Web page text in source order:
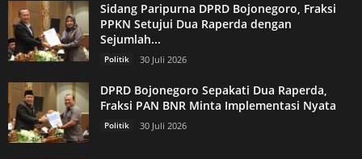
Sidang Paripurna DPRD Bojonegoro, Fraksi
PPKN Setujui Dua Raperda dengan
Sejumlah...
Politik 30 Juli 2026
DPRD Bojonegoro Sepakati Dua Raperda,
Fraksi PAN BNR Minta Implementasi Nyata
Politik 30 Juli 2026